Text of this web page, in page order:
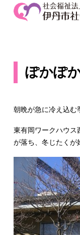
ぽかぽ
朝晩が急に冷え込む
東有岡ワークハウス
が落ち、冬じたくが